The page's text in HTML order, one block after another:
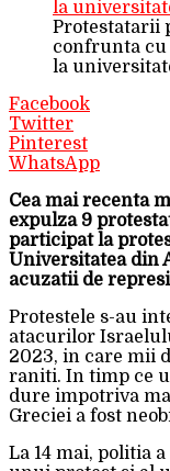
Protestatarii
confrunta cu
la
Facebook
Twitter
Pinterest
WhatsApp
Cea mai recenta
expulza 9
participat la
Universitatea din
acuzatii de
Protestele s-au
atacurilor
2023, in care mii
raniti. In timp ce
dure impotriva
Greciei a fost
La 14 mai, politia